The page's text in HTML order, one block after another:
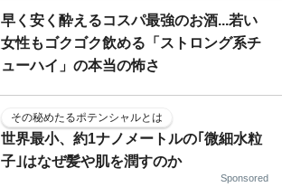
早く安く酔えるコスパ最強のお酒...若い
女性もゴクゴク飲める「ストロング系チ
ューハイ」の本当の怖さ
その秘めたるポテンシャルとは
世界最小、約1ナノメートルの｢微細水粒
子｣はなぜ髪や肌を潤すのか
Sponsored